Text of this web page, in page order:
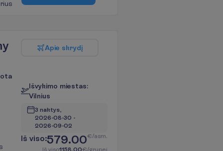
Išvykimo miestas:
Vilnius
3 naktys,
2026-08-30 -
2026-09-02
Iš viso:579.00€/asm.
Iš viso1158.00€/grupei
Apie skrydį